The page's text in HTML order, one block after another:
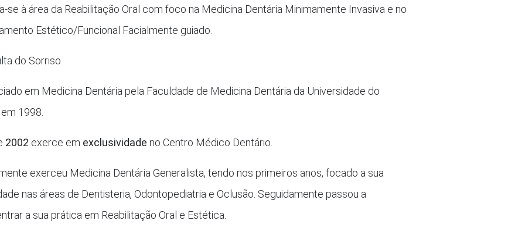
se à área da Reabilitação Oral com foco na Medicina Dentária Minimamente Invasiva e no
Estético/Funcional Facialmente guiado.
do Sorriso
em Medicina Dentária pela Faculdade de Medicina Dentária da Universidade do
1998.
2002 exerce em exclusividade no Centro Médico Dentário.
exerceu Medicina Dentária Generalista, tendo nos primeiros anos, focado a sua
nas áreas de Dentisteria, Odontopediatria e Oclusão. Seguidamente passou a
a sua prática em Reabilitação Oral e Estética.